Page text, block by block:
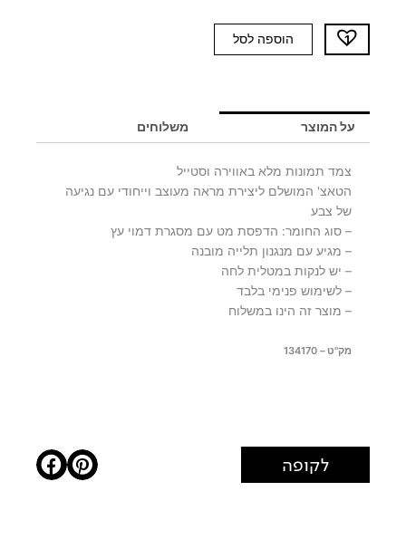
כמות
של
רטרו
WILD
אחרונות
הוספה לסל
על המוצר משלוחים
צמד תמונות מלא באווירה וסטייל
הטאצ' המושלם ליצירת מראה מעוצב וייחודי עם נגיעה
של צבע
– סוג החומר: הדפסת מט עם מסגרת דמוי עץ
– מגיע עם מנגנון תלייה מובנה
– יש לנקות במטלית לחה
– לשימוש פנימי בלבד
– מוצר זה הינו במשלוח
מק"ט – 134170
לקופה